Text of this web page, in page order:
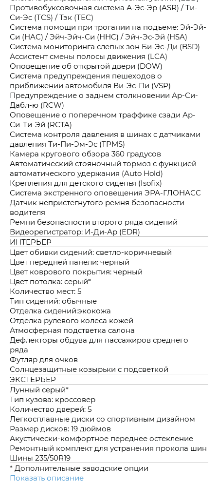
Противобуксовочная система А-Эс-Эр (ASR) / Ти-
Си-Эс (TCS) / Тэк (TEC)
Система помощи при трогании на подъеме: Эй-Эй-
Си (HAC) / Эйч-Эйч-Си (HHC) / Эйч-Эс-Эй (HSA)
Система мониторинга слепых зон Би-Эс-Ди (BSD)
Ассистент смены полосы движения (LCA)
Оповещение об открытой двери (DOW)
Система предупреждения пешеходов о
приближении автомобиля Ви-Эс-Пи (VSP)
Предупреждение о заднем столкновении Ар-Си-
Дабл-ю (RCW)
Оповещение о поперечном траффике сзади Ар-
Си-Ти-Эй (RCTA)
Система контроля давления в шинах с датчиками
давления Ти-Пи-Эм-Эс (TPMS)
Камера кругового обзора 360 градусов
Автоматический стояночный тормоз с функцией
автоматического удержания (Auto Hold)
Крепления для детского сиденья (Isofix)
Система экстренного оповещения ЭРА-ГЛОНАСС
Датчик непристегнутого ремня безопасности
водителя
Ремни безопасности второго ряда сидений
Видеорегистратор: И-Ди-Ар (EDR)
ИНТЕРЬЕР
Цвет обивки сидений: светло-коричневый
Цвет передней панели: черный
Цвет коврового покрытия: черный
Цвет потолка: серый*
Количество мест: 5
Тип сидений: обычные
Отделка сидений:экокожа
Отделка рулевого колеса кожей
Атмосферная подстветка салона
Дефлекторы обдува для пассажиров среднего
ряда
Футляр для очков
Солнцезащитные козырьки с подсветкой
ЭКСТЕРЬЕР
Лунный серый*
Тип кузова: кроссовер
Количество дверей: 5
Легкосплавные диски со спортивным дизайном
Размер дисков: 19 дюймов
Акустически-комфортное переднее остекление
Ремонтный комплект для устранения прокола шин
Шины 235/50R19
* Дополнительные заводские опции
Показать описание